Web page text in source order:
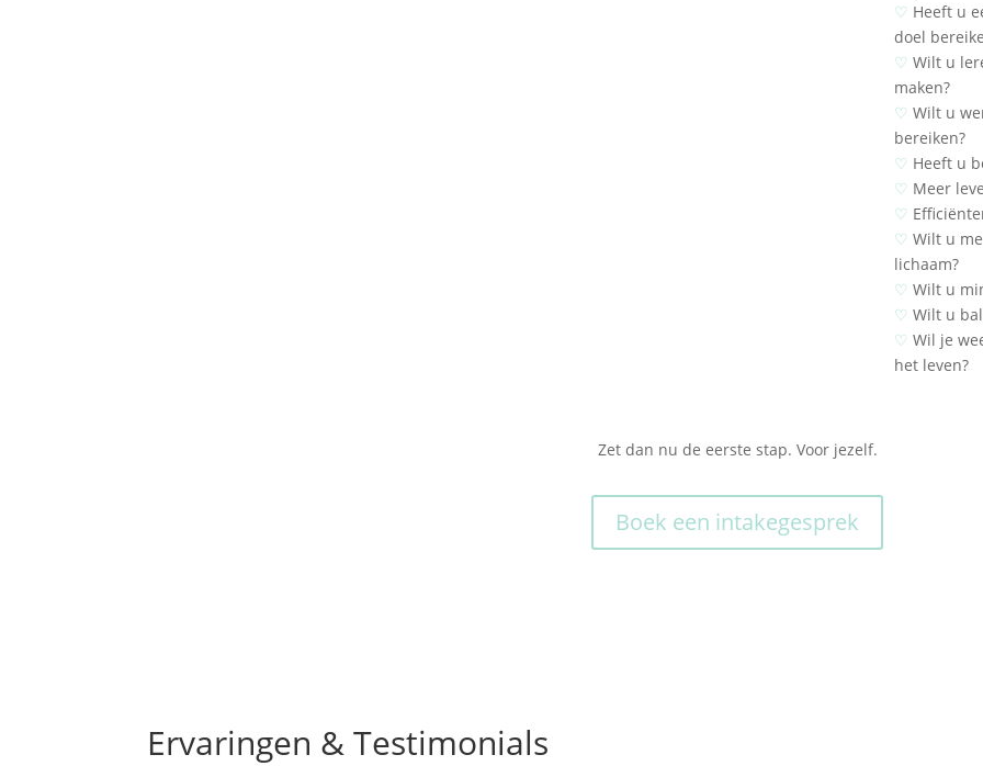
♡ Heeft u
doel
♡ Wilt u
maken?
♡ Wilt u
bereiken?
♡ Heeft u
♡ Meer
♡
♡ Wilt u
lichaam?
♡ Wilt u
♡ Wilt u
♡ Wil je
het leven?
Zet dan nu de eerste stap. Voor jezelf.
Boek een intakegesprek
Ervaringen & Testimonials